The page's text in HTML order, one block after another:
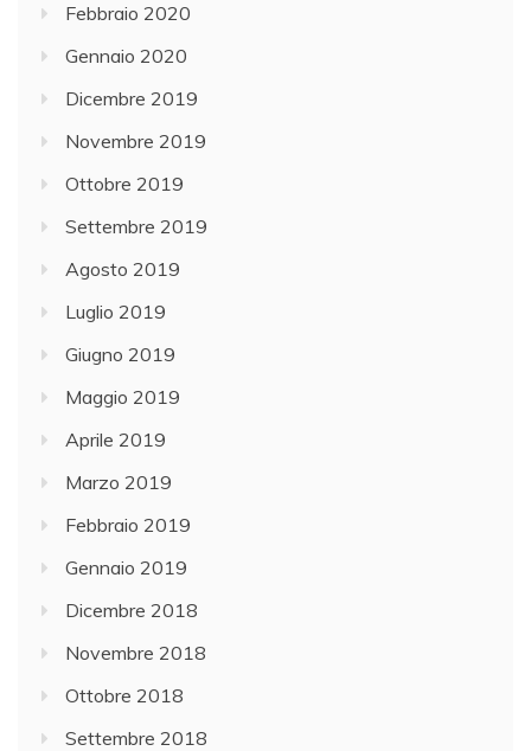
Febbraio 2020
Gennaio 2020
Dicembre 2019
Novembre 2019
Ottobre 2019
Settembre 2019
Agosto 2019
Luglio 2019
Giugno 2019
Maggio 2019
Aprile 2019
Marzo 2019
Febbraio 2019
Gennaio 2019
Dicembre 2018
Novembre 2018
Ottobre 2018
Settembre 2018